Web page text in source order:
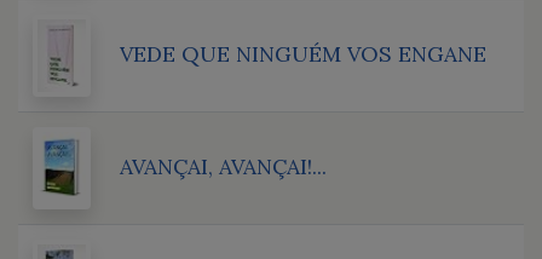
VEDE QUE NINGUÉM VOS ENGANE
AVANÇAI, AVANÇAI!...